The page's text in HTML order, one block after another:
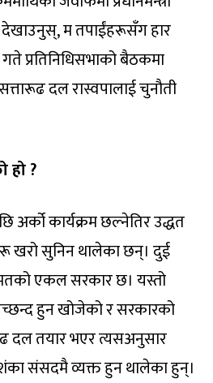
म तपाईंहरूसँग हार
प्रतिनिधिसभाको बैठकमा
दल रास्वपालाई चुनौती
हो ?
कार्यक्रम छल्नेतिर उद्धत
खरो सुनिन थालेका छन्। दुई
एकल सरकार छ। यस्तो
हुन खोजेको र सरकारको
दल तयार भएर त्यसअनुसार
संसदमै व्यक्त हुन थालेका हुन्।